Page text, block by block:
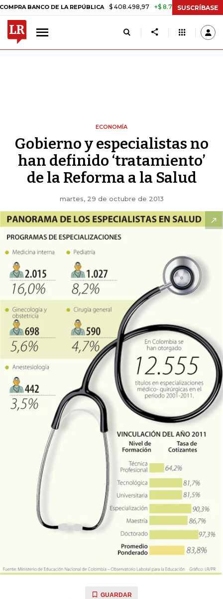
DE LA REPÚBLICA $ 408.498,97 +$ 8.753,81 +2,19% TASA
SUSCRÍBASE
ECONOMÍA
Gobierno y especialistas no
han definido ‘tratamiento’
de la Reforma a la Salud
martes, 29 de octubre de 2013
GUARDAR